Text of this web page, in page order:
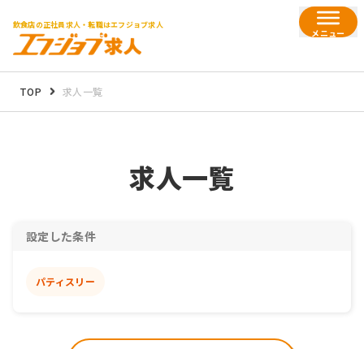
飲食店の正社員求人・転職はエフジョブ求人
メニュー
TOP 求人一覧
求人一覧
設定した条件
パティスリー